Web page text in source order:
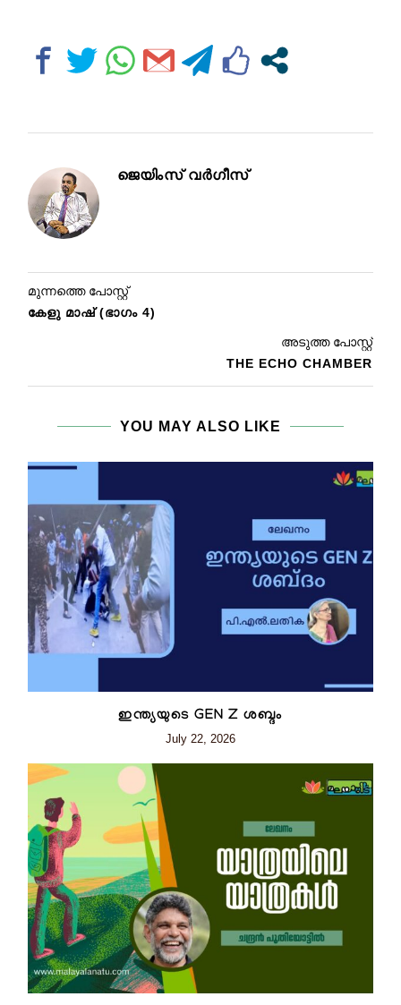
ജെയിംസ് വർഗീസ്
മുന്നത്തെ പോസ്റ്റ്
കേളു മാഷ് (ഭാഗം 4)
അടുത്ത പോസ്റ്റ്
THE ECHO CHAMBER
YOU MAY ALSO LIKE
ഇന്ത്യയുടെ GEN Z ശബ്ദം
July 22, 2026